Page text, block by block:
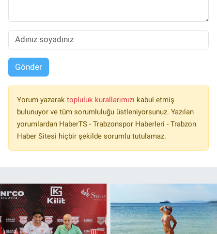
Gönder
Yorum yazarak topluluk kurallarımızı kabul etmiş
bulunuyor ve tüm sorumluluğu üstleniyorsunuz. Yazılan
yorumlardan HaberTS - Trabzonspor Haberleri - Trabzon
Haber Sitesi hiçbir şekilde sorumlu tutulamaz.